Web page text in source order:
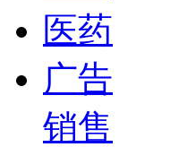
医药
广告
销售